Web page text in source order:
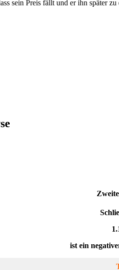
sein Preis fällt und er ihn später
ist ein